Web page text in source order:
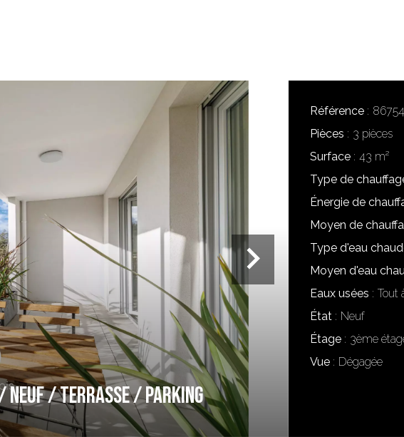
Neuf / Terrasse / Parking
Référence
Pièces
3 pièces
Surface
43 m²
Type de
Énergie de
Moyen de
Type d'eau
Moyen d'eau
Eaux usées
Tout
État
Neuf
Étage
3ème
Vue
Dégagée